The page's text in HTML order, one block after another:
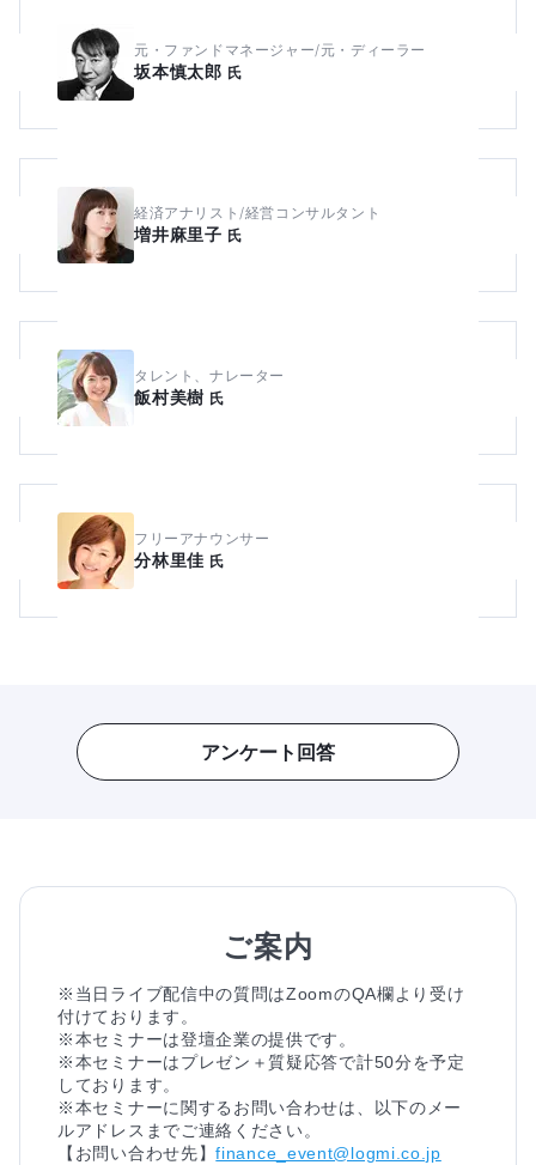
元・ファンドマネージャー/元・ディーラー
坂本慎太郎 氏
経済アナリスト/経営コンサルタント
増井麻里子 氏
タレント、ナレーター
飯村美樹 氏
フリーアナウンサー
分林里佳 氏
アンケート回答
ご案内
※当日ライブ配信中の質問はZoomのQA欄より受け
付けております。
※本セミナーは登壇企業の提供です。
※本セミナーはプレゼン＋質疑応答で計50分を予定
しております。
※本セミナーに関するお問い合わせは、以下のメー
ルアドレスまでご連絡ください。
【お問い合わせ先】finance_event@logmi.co.jp